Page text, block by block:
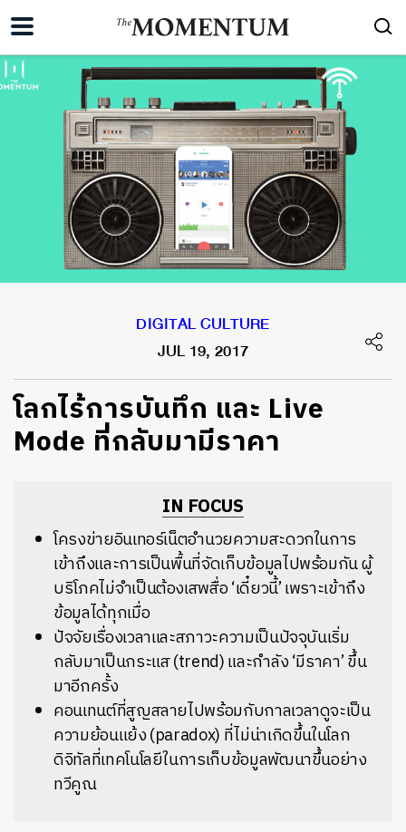
DIGITAL CULTURE
JUL 19, 2017
โลกไร้การบันทึก และ Live
Mode ที่กลับมามีราคา
IN FOCUS
โครงข่ายอินเทอร์เน็ตอำนวยความสะดวกในการ
เข้าถึงและการเป็นพื้นที่จัดเก็บข้อมูลไปพร้อมกัน ผู้
บริโภคไม่จำเป็นต้องเสพสื่อ ‘เดี๋ยวนี้’ เพราะเข้าถึง
ข้อมูลได้ทุกเมื่อ
ปัจจัยเรื่องเวลาและสภาวะความเป็นปัจจุบันเริ่ม
กลับมาเป็นกระแส (trend) และกำลัง ‘มีราคา’ ขึ้น
มาอีกครั้ง
คอนเทนต์ที่สูญสลายไปพร้อมกับกาลเวลาดูจะเป็น
ความย้อนแย้ง (paradox) ที่ไม่น่าเกิดขึ้นในโลก
ดิจิทัลที่เทคโนโลยีในการเก็บข้อมูลพัฒนาขึ้นอย่าง
ทวีคูณ